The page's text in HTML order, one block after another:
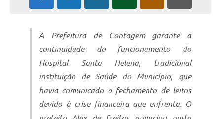
A Prefeitura de Contagem garante a
continuidade do funcionamento do
Hospital Santa Helena, tradicional
instituição de Saúde do Município, que
havia comunicado o fechamento de leitos
devido à crise financeira que enfrenta. O